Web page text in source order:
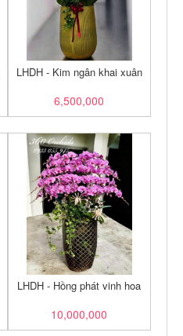
LHDH - Kim ngân khai xuân
6,500,000
LHDH - Hồng phát vinh hoa
10,000,000